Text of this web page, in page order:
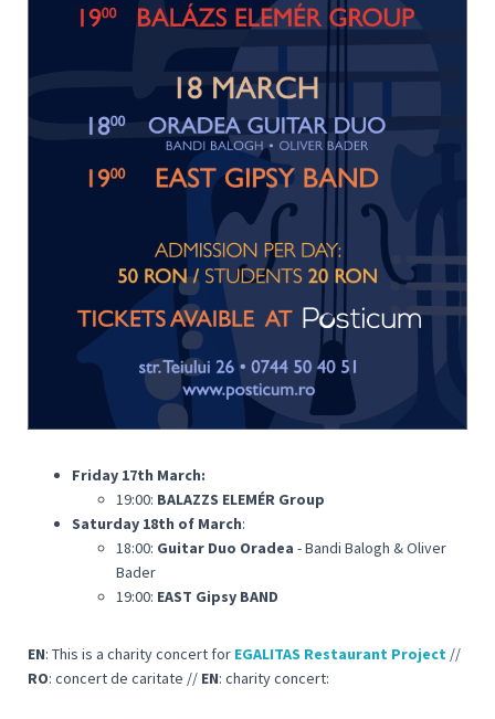
Friday 17th March:
19:00: BALAZZS ELEMÉR Group
Saturday 18th of March:
18:00: Guitar Duo Oradea - Bandi Balogh & Oliver
Bader
19:00: EAST Gipsy BAND
EN: This is a charity concert for EGALITAS Restaurant Project //
RO: concert de caritate // EN: charity concert: